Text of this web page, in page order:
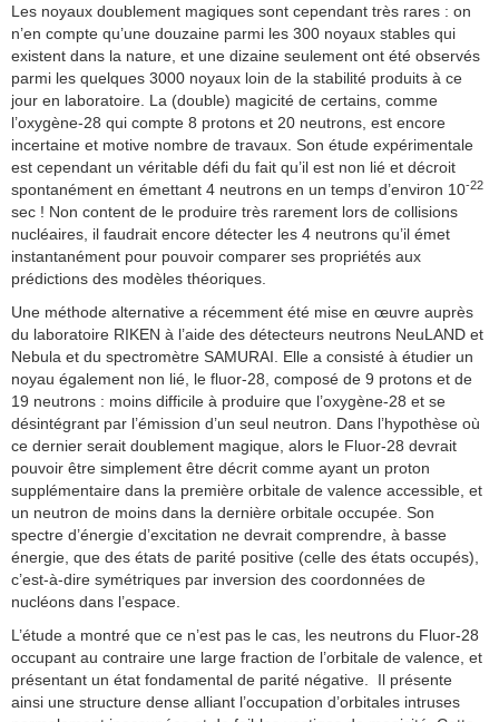
Les noyaux doublement magiques sont cependant très rares : on
n’en compte qu’une douzaine parmi les 300 noyaux stables qui
existent dans la nature, et une dizaine seulement ont été observés
parmi les quelques 3000 noyaux loin de la stabilité produits à ce
jour en laboratoire. La (double) magicité de certains, comme
l’oxygène-28 qui compte 8 protons et 20 neutrons, est encore
incertaine et motive nombre de travaux. Son étude expérimentale
est cependant un véritable défi du fait qu’il est non lié et décroit
spontanément en émettant 4 neutrons en un temps d’environ 10-22
sec ! Non content de le produire très rarement lors de collisions
nucléaires, il faudrait encore détecter les 4 neutrons qu’il émet
instantanément pour pouvoir comparer ses propriétés aux
prédictions des modèles théoriques.
Une méthode alternative a récemment été mise en œuvre auprès
du laboratoire RIKEN à l’aide des détecteurs neutrons NeuLAND et
Nebula et du spectromètre SAMURAI. Elle a consisté à étudier un
noyau également non lié, le fluor-28, composé de 9 protons et de
19 neutrons : moins difficile à produire que l’oxygène-28 et se
désintégrant par l’émission d’un seul neutron. Dans l’hypothèse où
ce dernier serait doublement magique, alors le Fluor-28 devrait
pouvoir être simplement être décrit comme ayant un proton
supplémentaire dans la première orbitale de valence accessible, et
un neutron de moins dans la dernière orbitale occupée. Son
spectre d’énergie d’excitation ne devrait comprendre, à basse
énergie, que des états de parité positive (celle des états occupés),
c’est-à-dire symétriques par inversion des coordonnées de
nucléons dans l’espace.
L’étude a montré que ce n’est pas le cas, les neutrons du Fluor-28
occupant au contraire une large fraction de l’orbitale de valence, et
présentant un état fondamental de parité négative. Il présente
ainsi une structure dense alliant l’occupation d’orbitales intruses